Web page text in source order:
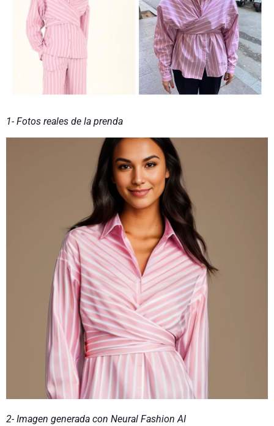
1- Fotos reales de la prenda
2- Imagen generada con Neural Fashion AI